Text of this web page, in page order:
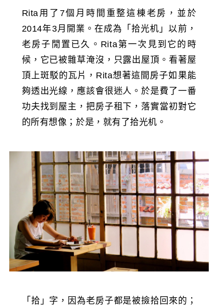
Rita用了7個月時間重整這棟老房，並於
2014年3月開業。在成為「拾光机」以前，
老房子閒置已久。Rita第一次見到它的時
候，它已被雜草淹沒，只露出屋頂。看著屋
頂上斑駁的瓦片， Rita想著這間房子如果能
夠透出光線，應該會很迷人。於是費了一番
功夫找到屋主，把房子租下，落實當初對它
的所有想像；於是，就有了拾光机。
「拾」字，因為老房子都是被撿拾回來的；